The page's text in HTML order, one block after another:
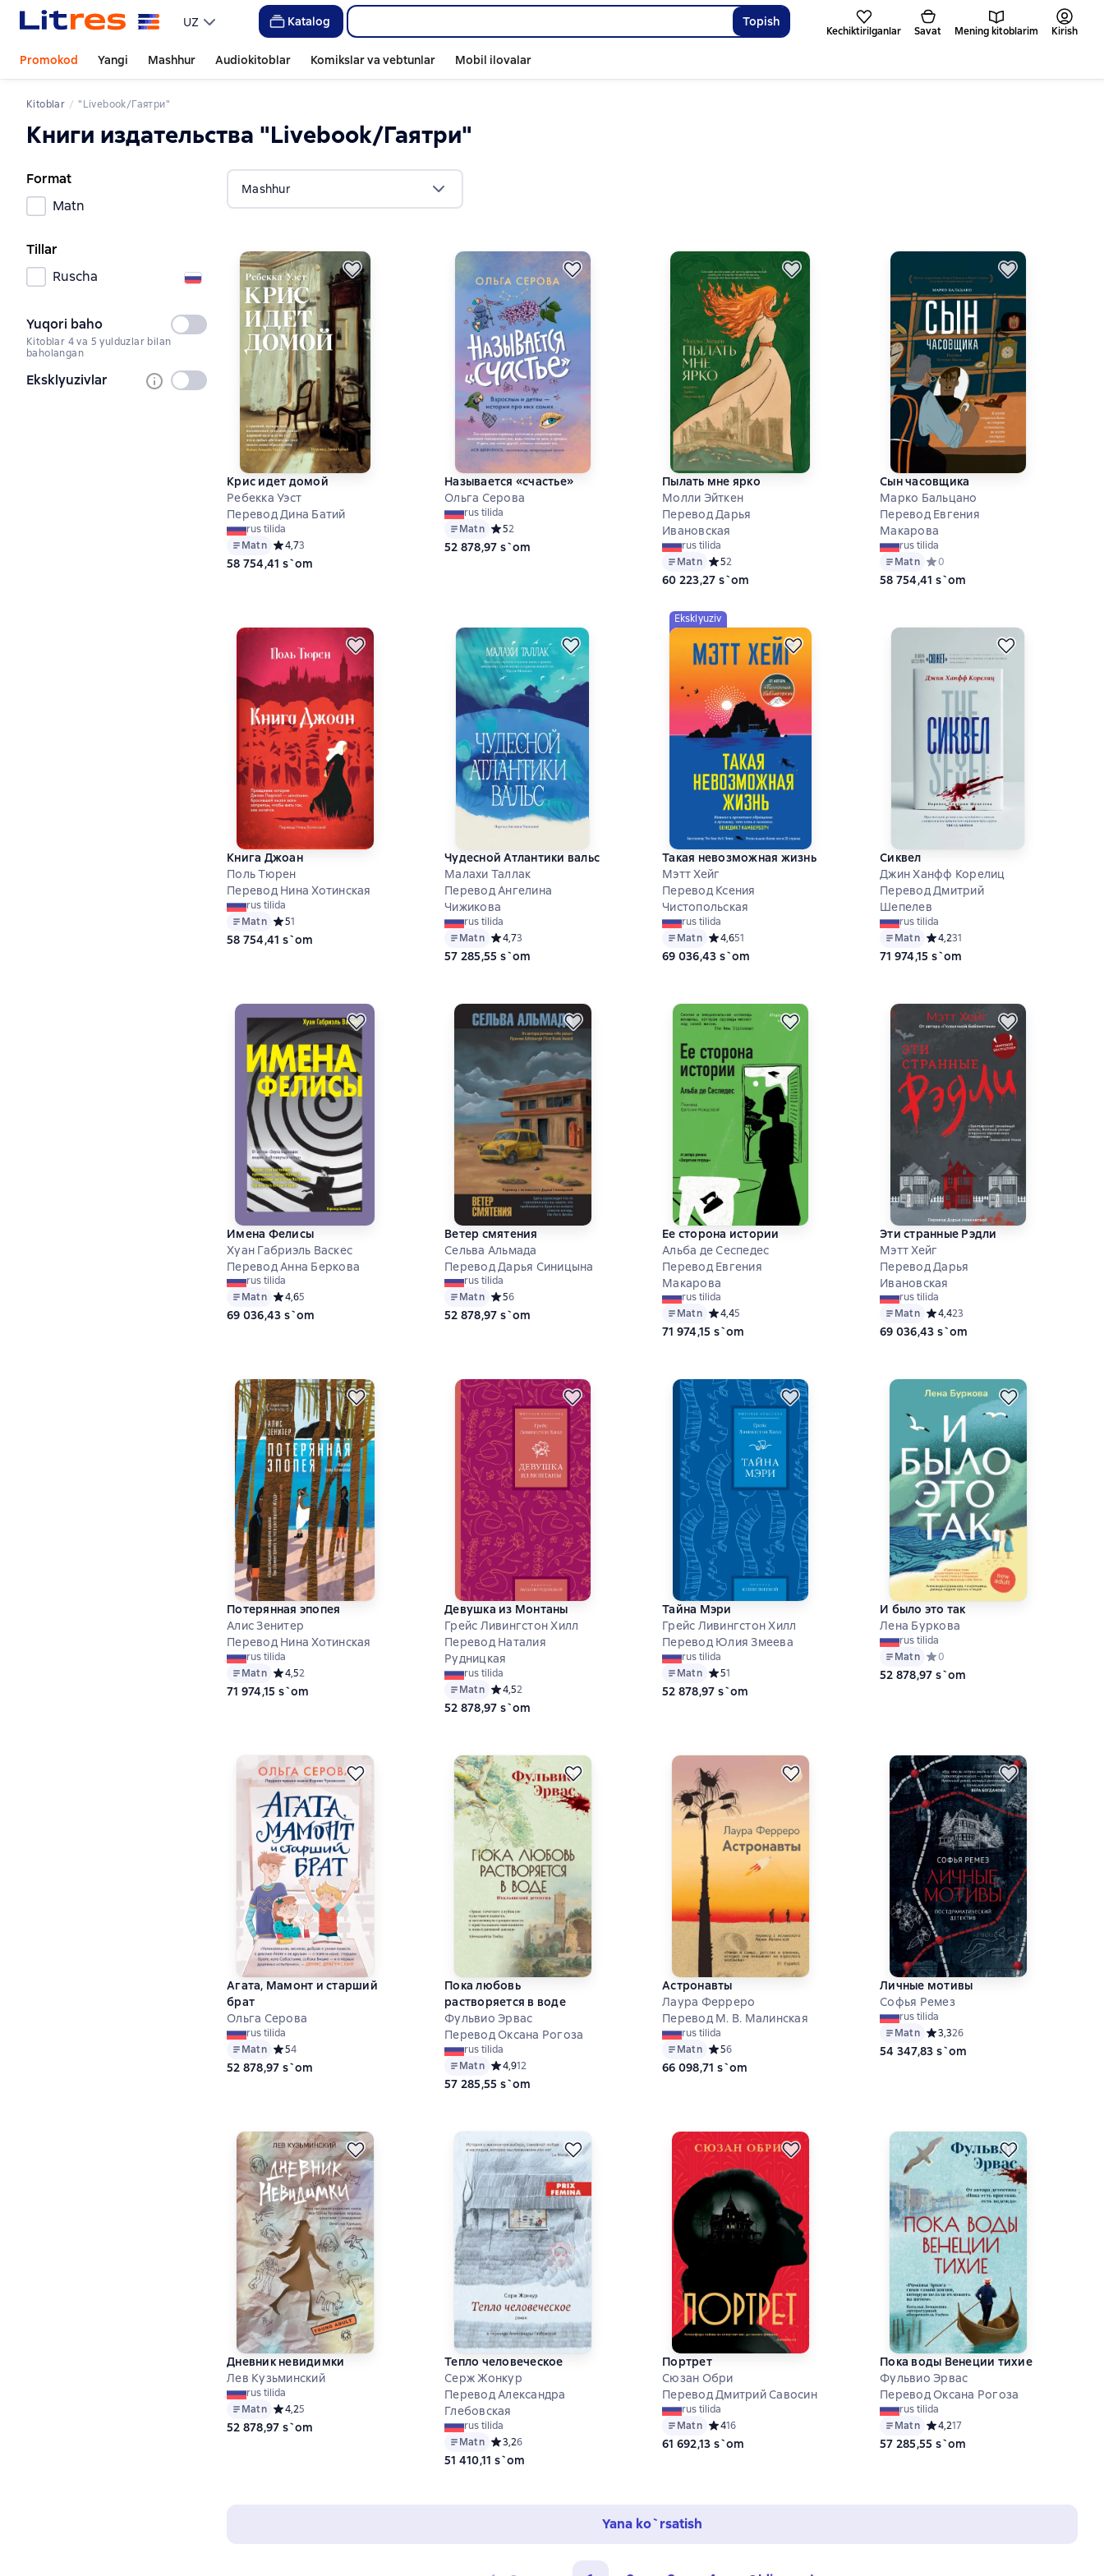
UZ Katalog Topish
Kechiktirilganlar Savat Mening kitoblarim Kirish
Promokod Yangi Mashhur Audiokitoblar Komikslar va vebtunlar Mobil ilovalar
Kitoblar "Livebook/Гаятри"
Книги издательства "Livebook/Гаятри"
Format
Matn
Tillar
Ruscha
Yuqori baho Tanlanmagan
Kitoblar 4 va 5 yulduzlar bilan
baholangan
Eksklyuzivlar Tanlanmagan
Mashhur
Крис идет домой
Ребекка Уэст
Перевод Дина Батий
rus tilida
Matn Средний рейтинг 4,7 на основе 3 оценок
4,73
58 754,41 s`om
Называется «счастье»
Ольга Серова
rus tilida
Matn Средний рейтинг 5 на основе 2 оценок
52
52 878,97 s`om
Пылать мне ярко
Молли Эйткен
Перевод Дарья
Ивановская
rus tilida
Matn Средний рейтинг 5 на основе 2 оценок
52
60 223,27 s`om
Сын часовщика
Марко Бальцано
Перевод Евгения
Макарова
rus tilida
Matn Средний рейтинг 0 на основе 0
0
58 754,41 s`om
Книга Джоан
Поль Тюрен
Перевод Нина Хотинская
rus tilida
Matn Средний рейтинг 5 на основе 1 оценок
51
58 754,41 s`om
Чудесной Атлантики вальс
Малахи Таллак
Перевод Ангелина
Чижикова
rus tilida
Matn Средний рейтинг 4,7 на основе 3 оценок
4,73
57 285,55 s`om
Eksklyuziv
Такая невозможная жизнь
Мэтт Хейг
Перевод Ксения
Чистопольская
rus tilida
Matn Средний рейтинг 4,6 на основе 51 оценок
4,651
69 036,43 s`om
Сиквел
Джин Ханфф Корелиц
Перевод Дмитрий
Шепелев
rus tilida
Matn Средний рейтинг 4,2 на основе 31
4,231
71 974,15 s`om
Имена Фелисы
Хуан Габриэль Васкес
Перевод Анна Беркова
rus tilida
Matn Средний рейтинг 4,6 на основе 5 оценок
4,65
69 036,43 s`om
Ветер смятения
Сельва Альмада
Перевод Дарья Синицына
rus tilida
Matn Средний рейтинг 5 на основе 6 оценок
56
52 878,97 s`om
Ее сторона истории
Альба де Сеспедес
Перевод Евгения
Макарова
rus tilida
Matn Средний рейтинг 4,4 на основе 5 оценок
4,45
71 974,15 s`om
Эти странные Рэдли
Мэтт Хейг
Перевод Дарья
Ивановская
rus tilida
Matn Средний рейтинг 4,4 на основе 23
4,423
69 036,43 s`om
Потерянная эпопея
Алис Зенитер
Перевод Нина Хотинская
rus tilida
Matn Средний рейтинг 4,5 на основе 2 оценок
4,52
71 974,15 s`om
Девушка из Монтаны
Грейс Ливингстон Хилл
Перевод Наталия
Рудницкая
rus tilida
Matn Средний рейтинг 4,5 на основе 2 оценок
4,52
52 878,97 s`om
Тайна Мэри
Грейс Ливингстон Хилл
Перевод Юлия Змеева
rus tilida
Matn Средний рейтинг 5 на основе 1 оценок
51
52 878,97 s`om
И было это так
Лена Буркова
rus tilida
Matn Средний рейтинг 0 на основе 0
0
52 878,97 s`om
Агата, Мамонт и старший
брат
Ольга Серова
rus tilida
Matn Средний рейтинг 5 на основе 4 оценок
54
52 878,97 s`om
Пока любовь
растворяется в воде
Фульвио Эрвас
Перевод Оксана Рогоза
rus tilida
Matn Средний рейтинг 4,9 на основе 12 оценок
4,912
57 285,55 s`om
Астронавты
Лаура Ферреро
Перевод М. В. Малинская
rus tilida
Matn Средний рейтинг 5 на основе 6 оценок
56
66 098,71 s`om
Личные мотивы
Софья Ремез
rus tilida
Matn Средний рейтинг 3,3 на основе 26
3,326
54 347,83 s`om
Дневник невидимки
Лев Кузьминский
rus tilida
Matn Средний рейтинг 4,2 на основе 5 оценок
4,25
52 878,97 s`om
Тепло человеческое
Серж Жонкур
Перевод Александра
Глебовская
rus tilida
Matn Средний рейтинг 3,2 на основе 6 оценок
3,26
51 410,11 s`om
Портрет
Сюзан Обри
Перевод Дмитрий Савосин
rus tilida
Matn Средний рейтинг 4 на основе 16 оценок
416
61 692,13 s`om
Пока воды Венеции тихие
Фульвио Эрвас
Перевод Оксана Рогоза
rus tilida
Matn Средний рейтинг 4,2 на основе 17
4,217
57 285,55 s`om
Yana ko`rsatish